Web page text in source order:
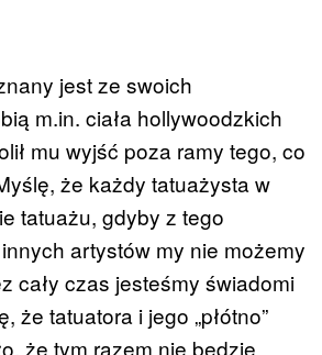
jest ze swoich
m.in. ciała hollywoodzkich
mu wyjść poza ramy tego, co
że każdy tatuażysta w
tatuażu, gdyby z tego
artystów my nie możemy
cały czas jesteśmy świadomi
że tatuatora i jego „płótno”
że tym razem nie będzie